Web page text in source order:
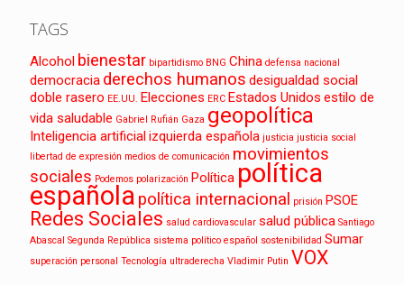
TAGS
Alcohol bienestar bipartidismo BNG China defensa nacional
democracia derechos humanos desigualdad social
doble rasero EE.UU. Elecciones ERC Estados Unidos estilo de
vida saludable Gabriel Rufián Gaza geopolítica
Inteligencia artificializquierda española justicia justicia social
libertad de expresión medios de comunicación movimientos
sociales Podemos polarización Política política
española política internacional prisión PSOE
Redes Sociales salud cardiovascular salud pública Santiago
Abascal Segunda República sistema político español sostenibilidad Sumar
superación personal Tecnología ultraderecha Vladimir Putin VOX